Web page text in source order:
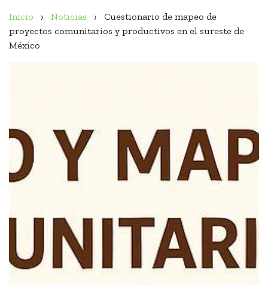
Inicio Noticias
Cuestionario de mapeo de
proyectos comunitarios y productivos en el sureste de
México